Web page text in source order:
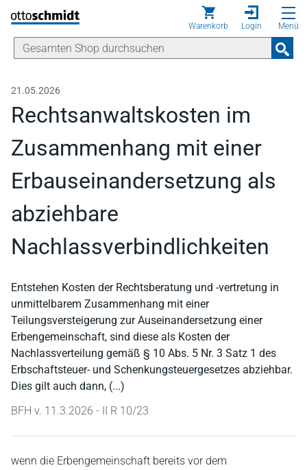
Direkt zum Inhalt
Warenkorb Login Menü
21.05.2026
Rechtsanwaltskosten im
Zusammenhang mit einer
Erbauseinandersetzung als
abziehbare
Nachlassverbindlichkeiten
Entstehen Kosten der Rechtsberatung und -vertretung in
unmittelbarem Zusammenhang mit einer
Teilungsversteigerung zur Auseinandersetzung einer
Erbengemeinschaft, sind diese als Kosten der
Nachlassverteilung gemäß § 10 Abs. 5 Nr. 3 Satz 1 des
Erbschaftsteuer- und Schenkungsteuergesetzes abziehbar.
Dies gilt auch dann, (...)
BFH v. 11.3.2026 - II R 10/23
wenn die Erbengemeinschaft bereits vor dem